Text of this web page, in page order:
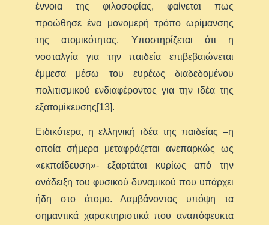
έννοια της φιλοσοφίας, φαίνεται πως
προώθησε ένα μονομερή τρόπο ωρίμανσης
της ατομικότητας. Υποστηρίζεται ότι η
νοσταλγία για την παιδεία επιβεβαιώνεται
έμμεσα μέσω του ευρέως διαδεδομένου
πολιτισμικού ενδιαφέροντος για την ιδέα της
εξατομίκευσης[13].
Ειδικότερα, η ελληνική ιδέα της παιδείας –η
οποία σήμερα μεταφράζεται ανεπαρκώς ως
«εκπαίδευση»- εξαρτάται κυρίως από την
ανάδειξη του φυσικού δυναμικού που υπάρχει
ήδη στο άτομο. Λαμβάνοντας υπόψη τα
σημαντικά χαρακτηριστικά που αναπόφευκτα